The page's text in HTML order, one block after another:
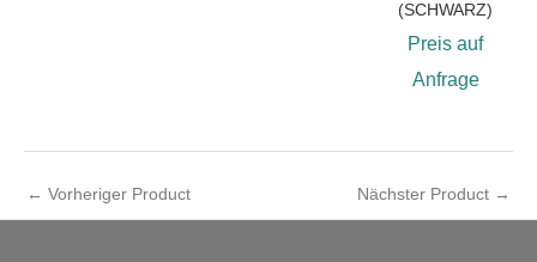
(SCHWARZ)
Preis auf
Anfrage
← Vorheriger Product Nächster Product →